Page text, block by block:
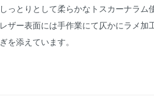
しっとりとして柔らかなトスカーナラム
レザー表面には手作業にて仄かにラメ加
ぎを添えています。